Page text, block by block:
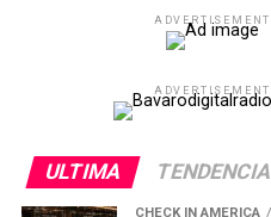
ADVERTISEMENT
ADVERTISEMENT
ULTIMA TENDENCIA
CHECK IN AMERICA